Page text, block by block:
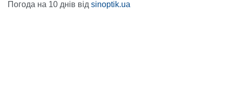
Погода на 10 днів від sinoptik.ua